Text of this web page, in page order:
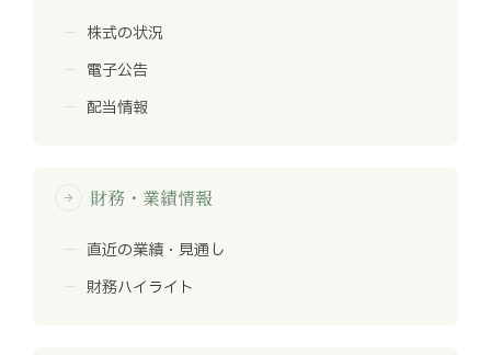
株式の状況
電子公告
配当情報
arrow_forward 財務・業績情報
直近の業績・見通し
財務ハイライト